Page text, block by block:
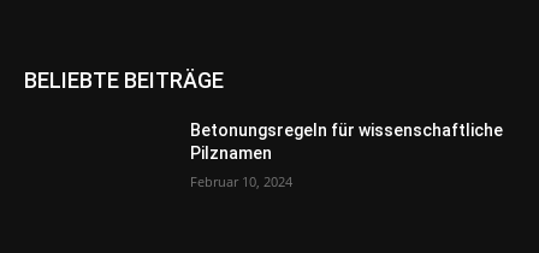
BELIEBTE BEITRÄGE
Betonungsregeln für wissenschaftliche
Pilznamen
Februar 10, 2024